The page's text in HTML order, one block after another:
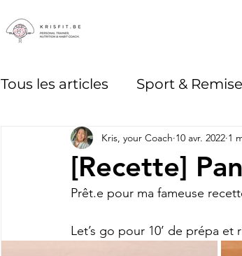
Tous les articles Sport &
[Recette]
Kris, your Coach 10 avr. 2022 1
Prêt.e pour ma fameuse
Let’s go pour 10’ de prépa et